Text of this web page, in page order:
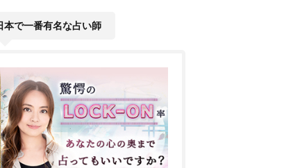
本で一番有名な占い師